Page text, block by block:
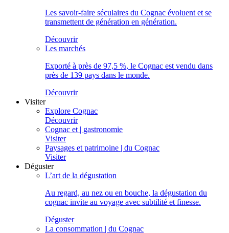
Les savoir-faire séculaires du Cognac évoluent et se
transmettent de génération en génération.
Découvrir
Les marchés
Exporté à près de 97,5 %, le Cognac est vendu dans
près de 139 pays dans le monde.
Découvrir
Visiter
Explore Cognac
Découvrir
Cognac et | gastronomie
Visiter
Paysages et patrimoine | du Cognac
Visiter
Déguster
L’art de la dégustation
Au regard, au nez ou en bouche, la dégustation du
cognac invite au voyage avec subtilité et finesse.
Déguster
La consommation | du Cognac